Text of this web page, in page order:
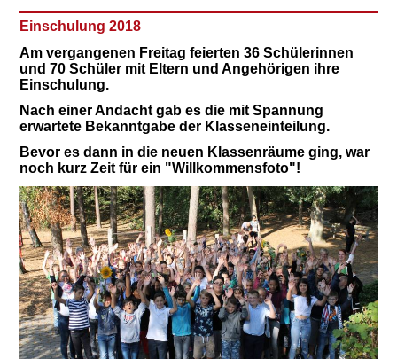
Einschulung 2018
Am vergangenen Freitag feierten 36 Schülerinnen
und 70 Schüler mit Eltern und Angehörigen ihre
Einschulung.
Nach einer Andacht gab es die mit Spannung
erwartete Bekanntgabe der Klasseneinteilung.
Bevor es dann in die neuen Klassenräume ging, war
noch kurz Zeit für ein "Willkommensfoto"!